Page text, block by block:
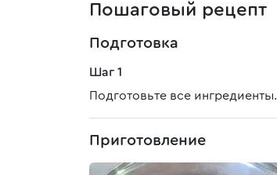
Пошаговый рецепт
Подготовка
Шаг 1
Подготовьте все ингредиенты.
Приготовление